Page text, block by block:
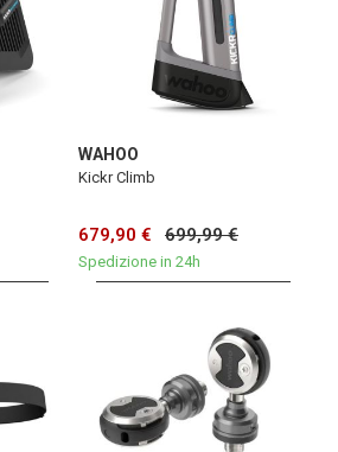
WAHOO
Kickr Climb
679,90 € 699,99 €
Spedizione in 24h